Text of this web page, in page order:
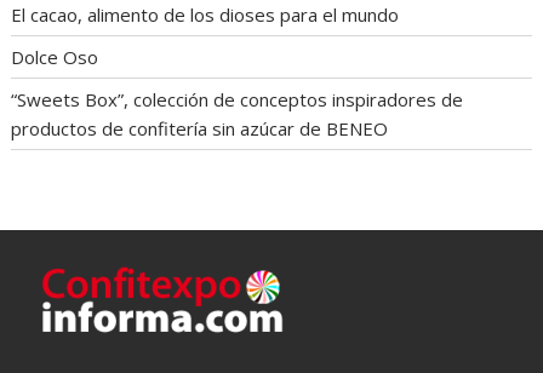
El cacao, alimento de los dioses para el mundo
Dolce Oso
“Sweets Box”, colección de conceptos inspiradores de
productos de confitería sin azúcar de BENEO